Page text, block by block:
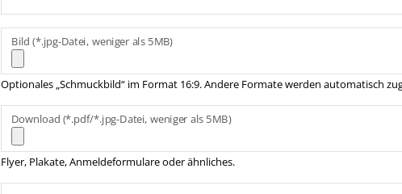
Bild (*.jpg-Datei, weniger als 5MB)
Optionales „Schmuckbild“ im Format 16:9. Andere Formate werden automatisch
Download (*.pdf/*.jpg-Datei, weniger als 5MB)
Flyer, Plakate, Anmeldeformulare oder ähnliches.